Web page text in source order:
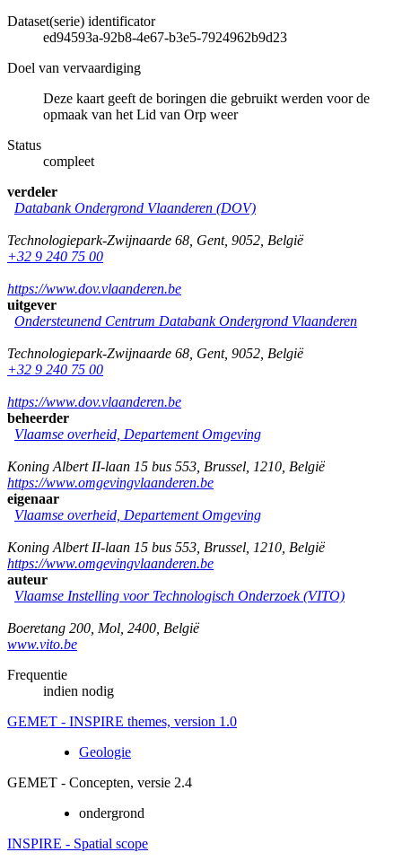
Dataset(serie) identificator
ed94593a-92b8-4e67-b3e5-7924962b9d23
Doel van vervaardiging
Deze kaart geeft de boringen die gebruikt werden voor de
opmaak van het Lid van Orp weer
Status
compleet
verdeler
Databank Ondergrond Vlaanderen (DOV)
Technologiepark-Zwijnaarde 68 Gent, 9052 België
+32 9 240 75 00
https://www.dov.vlaanderen.be
uitgever
Ondersteunend Centrum Databank Ondergrond Vlaanderen
Technologiepark-Zwijnaarde 68 Gent, 9052 België
+32 9 240 75 00
https://www.dov.vlaanderen.be
beheerder
Vlaamse overheid, Departement Omgeving
Koning Albert II-laan 15 bus 553 Brussel 1210 België
https://www.omgevingvlaanderen.be
eigenaar
Vlaamse overheid, Departement Omgeving
Koning Albert II-laan 15 bus 553 Brussel 1210 België
https://www.omgevingvlaanderen.be
auteur
Vlaamse Instelling voor Technologisch Onderzoek (VITO)
Boeretang 200 Mol 2400 België
www.vito.be
Frequentie
indien nodig
GEMET - INSPIRE themes, version 1.0
Geologie
GEMET - Concepten, versie 2.4
ondergrond
INSPIRE - Spatial scope